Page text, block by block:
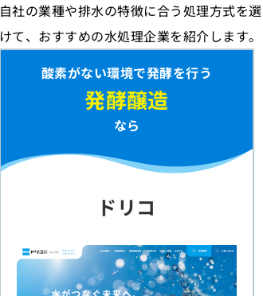
自社の業種や排水の特徴に合う処理方式を
けて、おすすめの水処理企業を紹介します。
酸素がない環境で発酵を行う
発酵醸造
なら
ドリコ